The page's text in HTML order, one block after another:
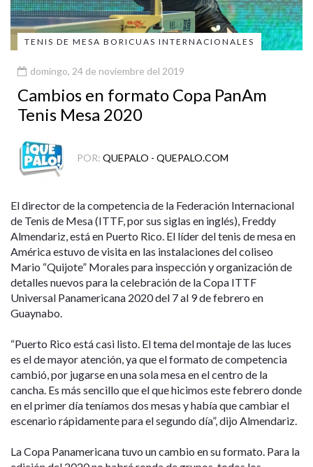
TENIS DE MESA BORICUAS INTERNACIONALES
domingo, 24 de noviembre del 2019
Cambios en formato Copa PanAm
Tenis Mesa 2020
POR: QUEPALO - QUEPALO.COM
El director de la competencia de la Federación Internacional
de Tenis de Mesa (ITTF, por sus siglas en inglés), Freddy
Almendariz, está en Puerto Rico. El líder del tenis de mesa en
América estuvo de visita en las instalaciones del coliseo
Mario “Quijote” Morales para inspección y organización de
detalles nuevos para la celebración de la Copa ITTF
Universal Panamericana 2020 del 7 al 9 de febrero en
Guaynabo.
“Puerto Rico está casi listo. El tema del montaje de las luces
es el de mayor atención, ya que el formato de competencia
cambió, por jugarse en una sola mesa en el centro de la
cancha. Es más sencillo que el que hicimos este febrero donde
en el primer día teníamos dos mesas y había que cambiar el
escenario rápidamente para el segundo día”, dijo Almendariz.
La Copa Panamericana tuvo un cambio en su formato. Para la